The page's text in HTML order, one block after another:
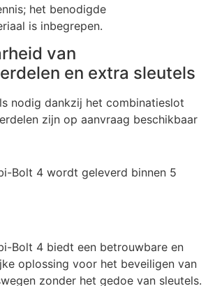
het benodigde
is inbegrepen.
van
en extra sleutels
nodig dankzij het combinatieslot
zijn op aanvraag beschikbaar
Bolt 4 wordt geleverd binnen 5
Bolt 4 biedt een betrouwbare en
oplossing voor het beveiligen van
zonder het gedoe van sleutels.